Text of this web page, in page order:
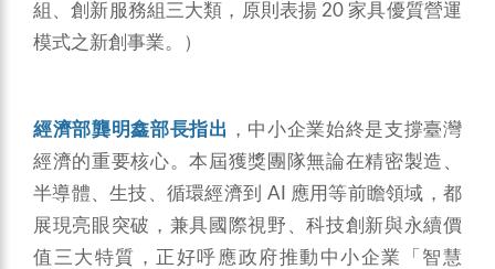
組、創新服務組三大類，原則表揚 20 家具優質營運
模式之新創事業。）
經濟部龔明鑫部長指出 ，中小企業始終是支撐臺灣
經濟的重要核心。本屆獲獎團隊無論在精密製造、
半導體、生技、循環經濟到 AI 應用等前瞻領域，都
展現亮眼突破，兼具國際視野、科技創新與永續價
值三大特質，正好呼應政府推動中小企業「智慧